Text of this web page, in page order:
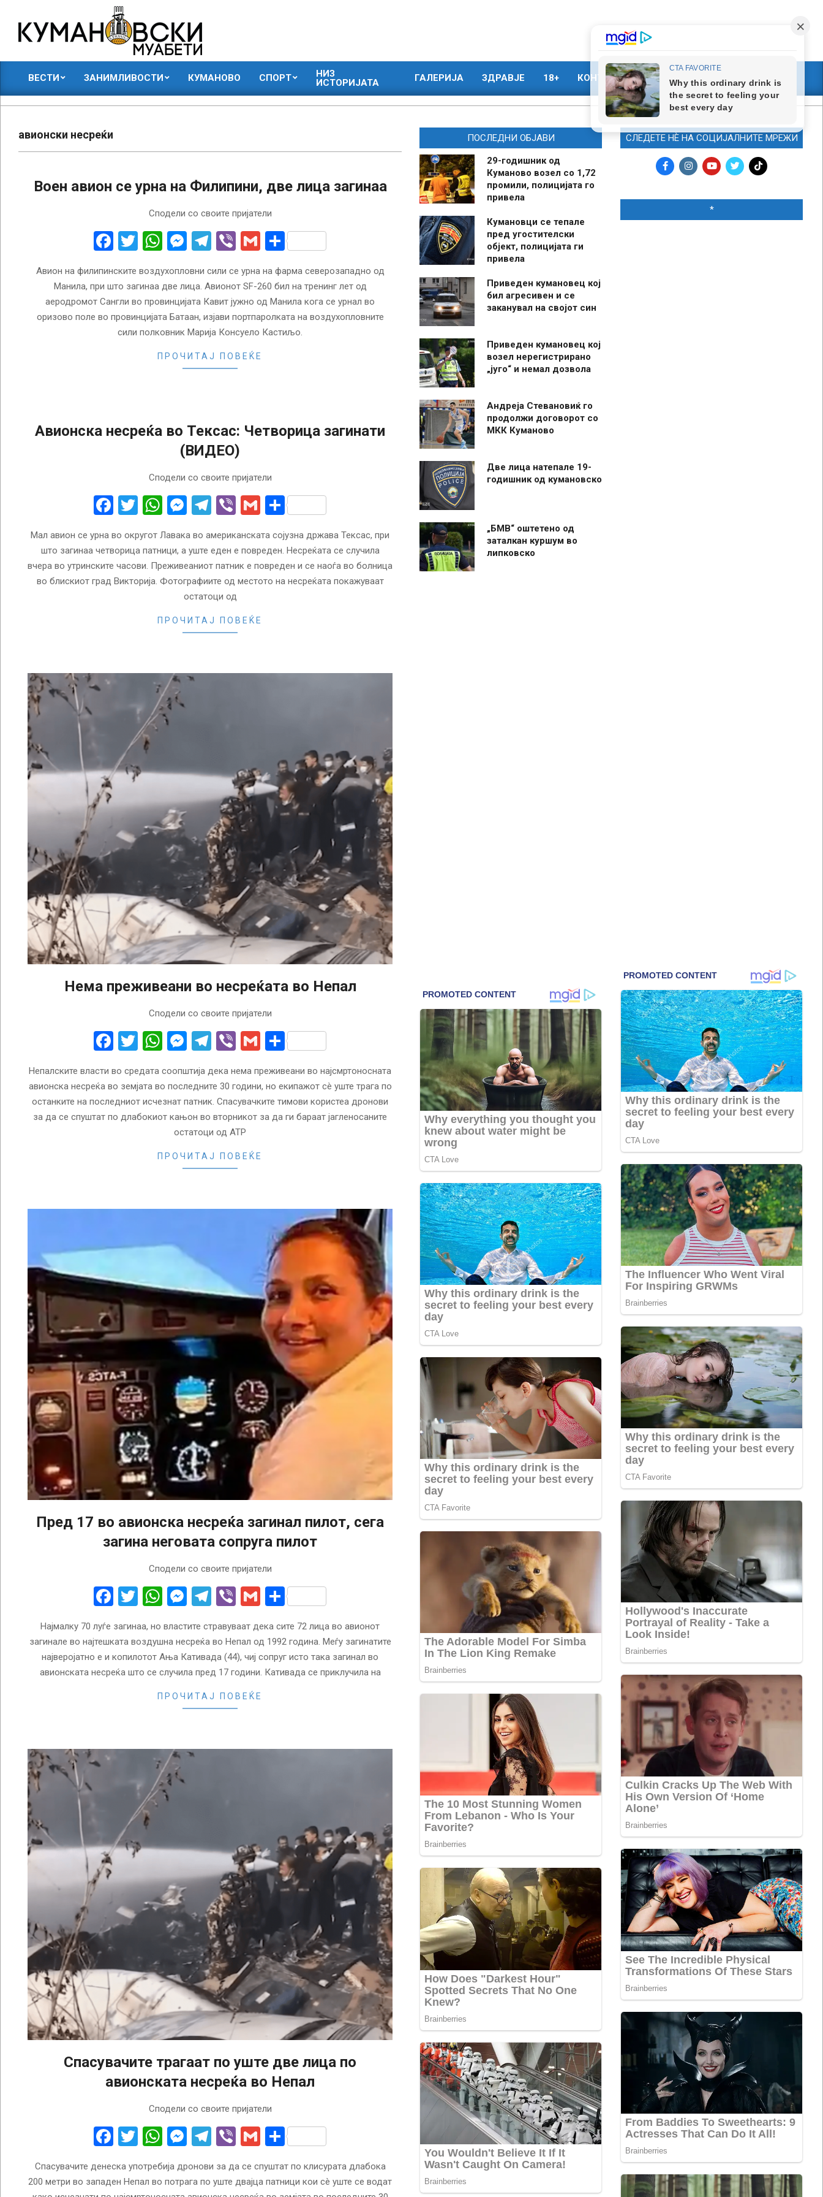
content
КУМАНОВСКИ
МУАБЕТИ
ВЕСТИ ЗАНИМЛИВОСТИ КУМАНОВО СПОРТ
НИЗ
ИСТОРИЈАТА
ГАЛЕРИЈА ЗДРАВЈЕ 18+ КОНТАКТ МАРКЕТИНГ
авионски несреќи
Воен авион се урна на Филипини, две лица загинаа
Сподели со своите пријатели
Facebook
Twitter
WhatsApp
Messenger
Telegram
ViberGmailShare
Авион на филипинските воздухопловни сили се урна на фарма северозападно од
Манила, при што загинаа две лица. Авионот SF-260 бил на тренинг лет од
аеродромот Сангли во провинцијата Кавит јужно од Манила кога се урнал во
оризово поле во провинцијата Батаан, изјави портпаролката на воздухопловните
сили полковник Марија Консуело Кастиљо.
ПРОЧИТАЈ ПОВЕЌЕ
Авионска несреќа во Тексас: Четворица загинати
(ВИДЕО)
Сподели со своите пријатели
Facebook
Twitter
WhatsApp
Messenger
Telegram
ViberGmailShare
Мал авион се урна во округот Лавака во американската сојузна држава Тексас, при
што загинаа четворица патници, а уште еден е повреден. Несреќата се случила
вчера во утринските часови. Преживеаниот патник е повреден и се наоѓа во болница
во блискиот град Викторија. Фотографиите од местото на несреќата покажуваат
остатоци од
ПРОЧИТАЈ ПОВЕЌЕ
Нема преживеани во несреќата во Непал
Сподели со своите пријатели
Facebook
Twitter
WhatsApp
Messenger
Telegram
ViberGmailShare
Непалските власти во средата соопштија дека нема преживеани во најсмртоносната
авионска несреќа во земјата во последните 30 години, но екипажот сè уште трага по
останките на последниот исчезнат патник. Спасувачките тимови користеа дронови
за да се спуштат по длабокиот кањон во вторникот за да ги бараат јагленосаните
остатоци од АТР
ПРОЧИТАЈ ПОВЕЌЕ
Пред 17 во авионска несреќа загинал пилот, сега
загина неговата сопруга пилот
Сподели со своите пријатели
Facebook
Twitter
WhatsApp
Messenger
Telegram
ViberGmailShare
Најмалку 70 луѓе загинаа, но властите стравуваат дека сите 72 лица во авионот
загинале во најтешката воздушна несреќа во Непал од 1992 година. Меѓу загинатите
најверојатно е и копилотот Ања Кативада (44), чиј сопруг исто така загинал во
авионската несреќа што се случила пред 17 години. Кативада се приклучила на
ПРОЧИТАЈ ПОВЕЌЕ
Спасувачите трагаат по уште две лица по
авионската несреќа во Непал
Сподели со своите пријатели
Facebook
Twitter
WhatsApp
Messenger
Telegram
ViberGmailShare
Спасувачите денеска употребија дронови за да се спуштат по клисурата длабока
200 метри во западен Непал во потрага по уште двајца патници кои сè уште се водат
ПОСЛЕДНИ ОБЈАВИ
29-годишник од
Куманово возел со 1,72
промили, полицијата го
привела
Кумановци се тепале
пред угостителски
објект, полицијата ги
привела
Приведен кумановец кој
бил агресивен и се
заканувал на својот син
Приведен кумановец кој
возел нерегистрирано
„југо“ и немал дозвола
Андреја Стевановиќ го
продолжи договорот со
МКК Куманово
Две лица натепале 19-
годишник од кумановско
„БМВ“ оштетено од
заталкан куршум во
липковско
СЛЕДЕТЕ НЀ НА СОЦИЈАЛНИТЕ МРЕЖИ
*